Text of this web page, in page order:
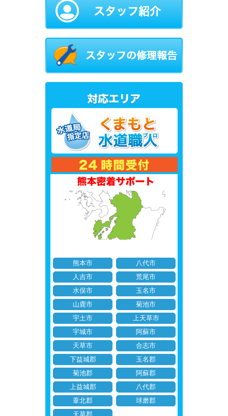
熊本市
八代市
人吉市
荒尾市
水俣市
玉名市
山鹿市
菊池市
宇土市
上天草市
宇城市
阿蘇市
天草市
合志市
下益城郡
玉名郡
菊池郡
阿蘇郡
上益城郡
八代郡
葦北郡
球磨郡
天草郡